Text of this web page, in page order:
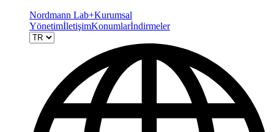
Nordmann Lab+Kurumsal
YönetimİletişimKonumlarİndirmeler